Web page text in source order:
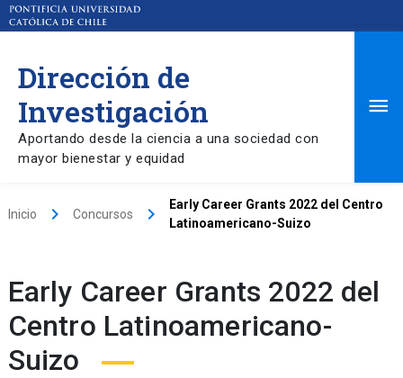
Dirección de
Investigación
Aportando desde la ciencia a una sociedad con
mayor bienestar y equidad
Inicio keyboard_arrow_right Concursos keyboard_arrow_right
Early Career Grants 2022 del Centro
Latinoamericano-Suizo
Early Career Grants 2022 del
Centro Latinoamericano-
Suizo